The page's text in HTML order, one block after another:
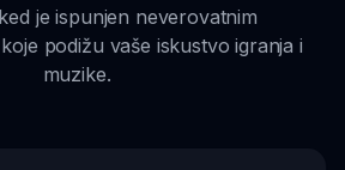
je ispunjen neverovatnim
podižu vaše iskustvo igranja i
muzike.